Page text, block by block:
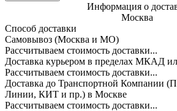
Информация о
Москва
Способ доставки
Самовывоз (Москва и МО)
Рассчитываем стоимость доставки...
Доставка курьером в пределах МКАД
Рассчитываем стоимость доставки...
Доставка до Транспортной Компании
Линии, КИТ и пр.) в Москве
Рассчитываем стоимость доставки...